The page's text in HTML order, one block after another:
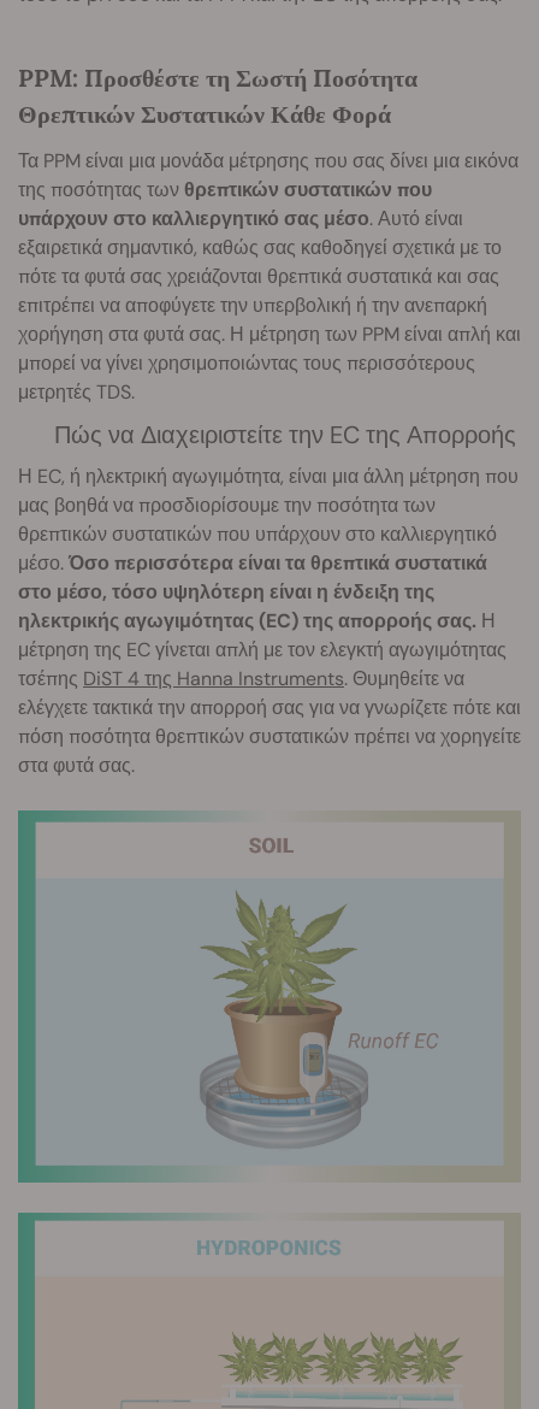
PPM: Προσθέστε τη Σωστή Ποσότητα
Θρεπτικών Συστατικών Κάθε Φορά
Τα PPM είναι μια μονάδα μέτρησης που σας δίνει μια εικόνα
της ποσότητας των θρεπτικών συστατικών που
υπάρχουν στο καλλιεργητικό σας μέσο. Αυτό είναι
εξαιρετικά σημαντικό, καθώς σας καθοδηγεί σχετικά με το
πότε τα φυτά σας χρειάζονται θρεπτικά συστατικά και σας
επιτρέπει να αποφύγετε την υπερβολική ή την ανεπαρκή
χορήγηση στα φυτά σας. Η μέτρηση των PPM είναι απλή και
μπορεί να γίνει χρησιμοποιώντας τους περισσότερους
μετρητές TDS.
Πώς να Διαχειριστείτε την EC της Απορροής
Η EC, ή ηλεκτρική αγωγιμότητα, είναι μια άλλη μέτρηση που
μας βοηθά να προσδιορίσουμε την ποσότητα των
θρεπτικών συστατικών που υπάρχουν στο καλλιεργητικό
μέσο.Όσο περισσότερα είναι τα θρεπτικά συστατικά
στο μέσο, τόσο υψηλότερη είναι η ένδειξη της
ηλεκτρικής αγωγιμότητας (EC) της απορροής σας. Η
μέτρηση της EC γίνεται απλή με τον ελεγκτή αγωγιμότητας
τσέπης DiST 4 της Hanna Instruments. Θυμηθείτε να
ελέγχετε τακτικά την απορροή σας για να γνωρίζετε πότε και
πόση ποσότητα θρεπτικών συστατικών πρέπει να χορηγείτε
στα φυτά σας.